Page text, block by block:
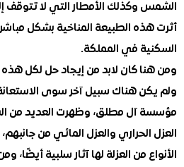
الأمطار التي لا تتوقف إلا في
الطبيعة المناخية بشكل مباشر على
في المملكة.
كان لابد من إيجاد حل لكل هذه الآثار
هناك سبيل آخر سوى الاستعانة ب
آل مطلق، وظهرت العديد من الشركات
والعزل المائي من جانبهم، لكن
من العزلة لها آثار سلبية أيضًا، ومن